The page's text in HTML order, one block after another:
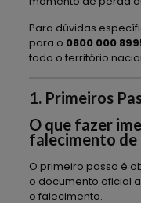
Para dúvidas
para o 0800 000
todo o território
1. Primeiros
O que fazer
falecimento de
O primeiro passo é
o documento oficial
o falecimento.